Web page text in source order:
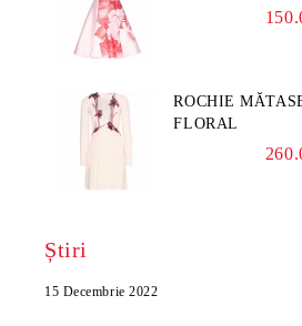
ROCHIE
FLORAL
Știri
15 Decembrie 2022